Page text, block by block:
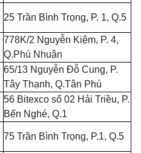
25 Trần Bình Trọng, P. 1, Q.5
778K/2 Nguyễn Kiệm, P. 4,
Q.Phú Nhuận
65/13 Nguyễn Đỗ Cung, P.
Tây Thạnh, Q.Tân Phú
56 Bitexco số 02 Hải Triều, P.
Bến Nghé, Q.1
75 Trần Bình Trọng, P.1, Q.5